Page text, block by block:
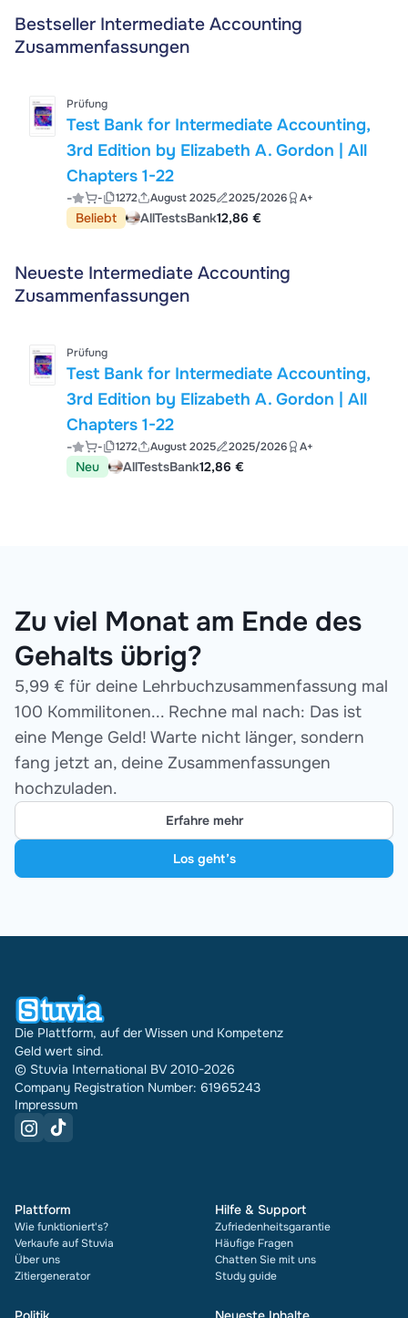
Bestseller Intermediate Accounting
Zusammenfassungen
Prüfung
Test Bank for Intermediate Accounting,
3rd Edition by Elizabeth A. Gordon | All
Chapters 1-22
- - 1272 August 2025 2025/2026 A+
Beliebt AllTestsBank12,86 €
Neueste Intermediate Accounting
Zusammenfassungen
Prüfung
Test Bank for Intermediate Accounting,
3rd Edition by Elizabeth A. Gordon | All
Chapters 1-22
- - 1272 August 2025 2025/2026 A+
Neu AllTestsBank12,86 €
Zu viel Monat am Ende des
Gehalts übrig?
5,99 € für deine Lehrbuchzusammenfassung mal
100 Kommilitonen... Rechne mal nach: Das ist
eine Menge Geld! Warte nicht länger, sondern
fang jetzt an, deine Zusammenfassungen
hochzuladen.
Erfahre mehr
Los geht’s
Die Plattform, auf der Wissen und Kompetenz
Geld wert sind.
© Stuvia International BV 2010-2026
Company Registration Number: 61965243
Impressum
Plattform
Wie funktioniert's?
Verkaufe auf Stuvia
Über uns
Zitiergenerator
Hilfe & Support
Zufriedenheitsgarantie
Häufige Fragen
Chatten Sie mit uns
Study guide